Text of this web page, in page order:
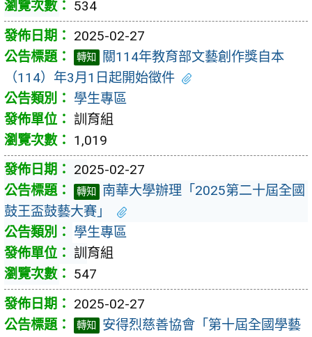
534
2025-02-27
轉知
關114年教育部文藝創作獎自本
（114）年3月1日起開始徵件
學生專區
訓育組
1,019
2025-02-27
轉知
南華大學辦理「2025第二十屆全國
鼓王盃鼓藝大賽」
學生專區
訓育組
547
2025-02-27
轉知
安得烈慈善協會「第十屆全國學藝